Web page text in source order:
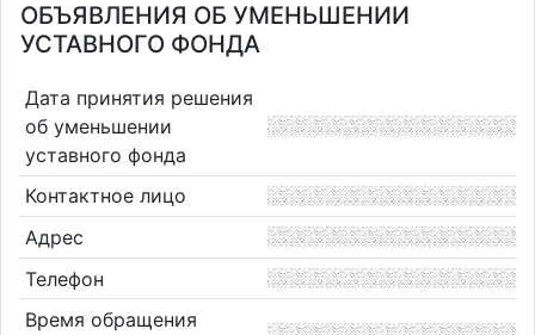
ОБЪЯВЛЕНИЯ ОБ УМЕНЬШЕНИИ
УСТАВНОГО ФОНДА
Дата принятия решения
об уменьшении
уставного фонда
Контактное лицо
Адрес
Телефон
Время обращения